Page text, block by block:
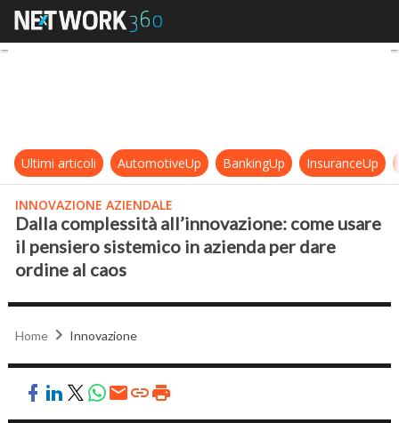
Dalla complessità
Ultimi articoli AutomotiveUp BankingUp InsuranceUp
INNOVAZIONE AZIENDALE
Dalla complessità all’innovazione: come usare
il pensiero sistemico in azienda per dare
ordine al caos
Home Innovazione